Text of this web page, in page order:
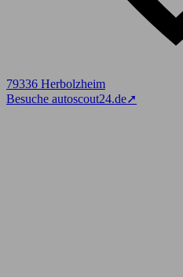
79336 Herbolzheim
Besuche autoscout24.de➚